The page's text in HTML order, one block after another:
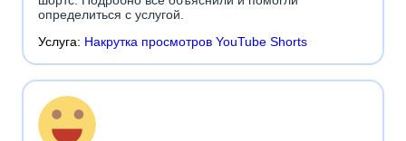
определиться с услугой.
Услуга: Накрутка просмотров YouTube Shorts